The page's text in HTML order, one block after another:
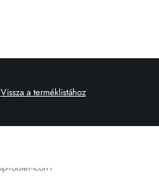
Vissza a terméklistához